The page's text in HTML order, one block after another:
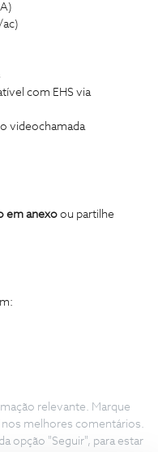
com EHS via
videochamada
em anexo ou partilhe
relevante. Marque
nos melhores comentários.
opção "Seguir", para estar